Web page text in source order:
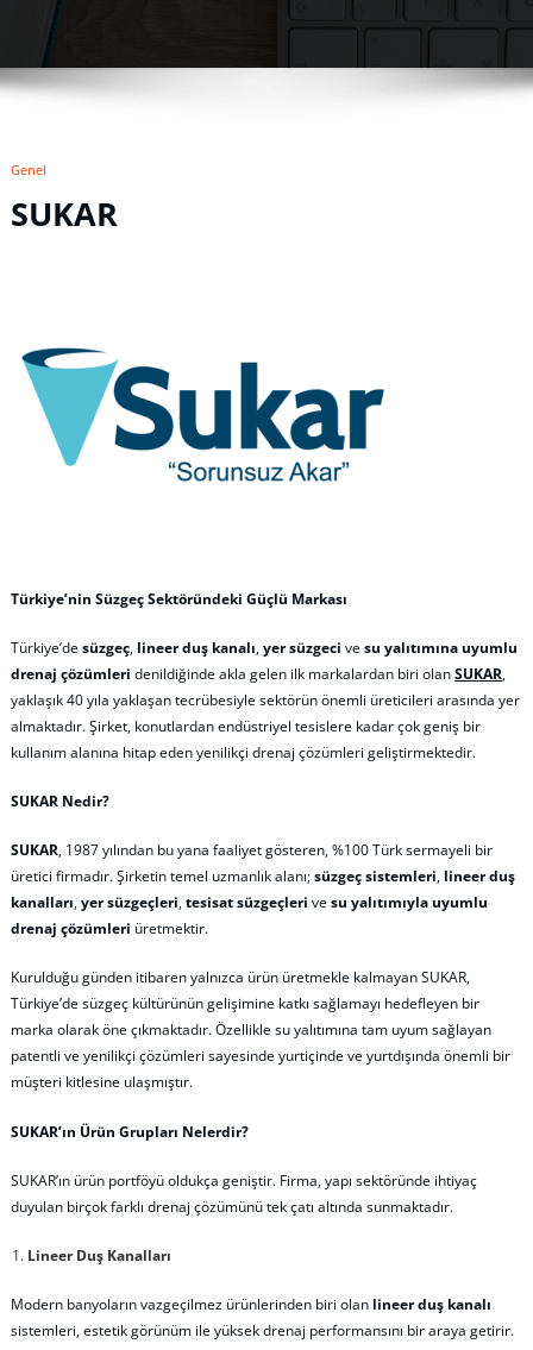
Genel
SUKAR
Türkiye’nin Süzgeç Sektöründeki Güçlü Markası
Türkiye’desüzgeç, lineer duş kanalı,yer süzgeci vesu yalıtımına uyumlu
drenaj çözümleri denildiğinde akla gelen ilk markalardan biri olanSUKAR,
yaklaşık 40 yıla yaklaşan tecrübesiyle sektörün önemli üreticileri arasında yer
almaktadır. Şirket, konutlardan endüstriyel tesislere kadar çok geniş bir
kullanım alanına hitap eden yenilikçi drenaj çözümleri geliştirmektedir.
SUKAR Nedir?
SUKAR, 1987 yılından bu yana faaliyet gösteren, %100 Türk sermayeli bir
üretici firmadır. Şirketin temel uzmanlık alanı;süzgeç sistemleri, lineer duş
kanalları,yer süzgeçleri,tesisat süzgeçleri vesu yalıtımıyla uyumlu
drenaj çözümleri üretmektir.
Kurulduğu günden itibaren yalnızca ürün üretmekle kalmayan SUKAR,
Türkiye’de süzgeç kültürünün gelişimine katkı sağlamayı hedefleyen bir
marka olarak öne çıkmaktadır. Özellikle su yalıtımına tam uyum sağlayan
patentli ve yenilikçi çözümleri sayesinde yurtiçinde ve yurtdışında önemli bir
müşteri kitlesine ulaşmıştır.
SUKAR’ın Ürün Grupları Nelerdir?
SUKAR’ın ürün portföyü oldukça geniştir. Firma, yapı sektöründe ihtiyaç
duyulan birçok farklı drenaj çözümünü tek çatı altında sunmaktadır.
Lineer Duş Kanalları
Modern banyoların vazgeçilmez ürünlerinden biri olan lineer duş kanalı
sistemleri, estetik görünüm ile yüksek drenaj performansını bir araya getirir.